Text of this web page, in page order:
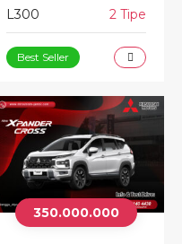
L300 2 Tipe
Best Seller
350.000.000